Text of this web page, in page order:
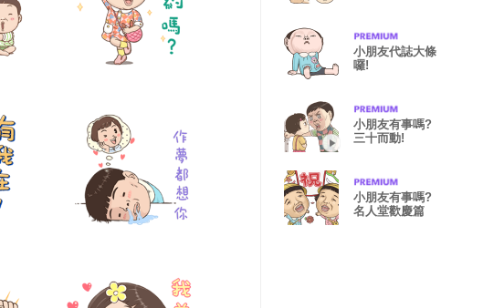
小朋友代誌大條
囉!
小朋友有事嗎?
三十而動!
小朋友有事嗎?
名人堂歡慶篇